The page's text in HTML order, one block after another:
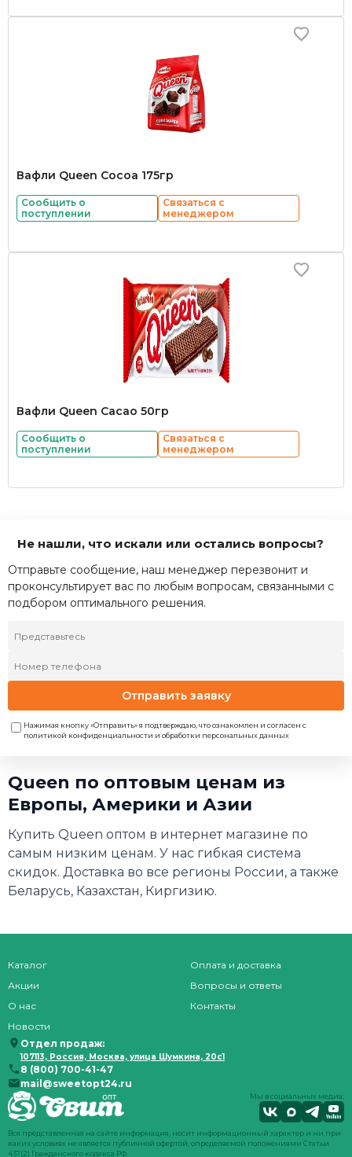
Вафли Queen Cocoa 175гр
Сообщить о
поступлении
Связаться с
менеджером
Вафли Queen Cacao 50гр
Сообщить о
поступлении
Связаться с
менеджером
Не нашли, что искали или остались вопросы?
Отправьте сообщение, наш менеджер перезвонит и
проконсультирует вас по любым вопросам, связанными с
подбором оптимального решения.
Отправить заявку
Нажимая кнопку «Отправить» я подтверждаю, что ознакомлен и согласен с
политикой конфиденциальности и обработки персональных данных
Queen по оптовым ценам из
Европы, Америки и Азии
Купить Queen оптом в интернет магазине по
самым низким ценам. У нас гибкая система
скидок. Доставка во все регионы России, а также
Беларусь, Казахстан, Киргизию.
Каталог
Акции
О нас
Новости
Оплата и доставка
Вопросы и ответы
Контакты
Отдел продаж:
107113, Россия, Москва, улица Шумкина, 20с1
8 (800) 700-41-47
mail@sweetopt24.ru
Мы в социальных медиа:
Вся представленная на сайте информация, носит информационный характер и ни при
каких условиях не является публичной офертой, определяемой положениями Статьи
437(2) Гражданского кодекса РФ.